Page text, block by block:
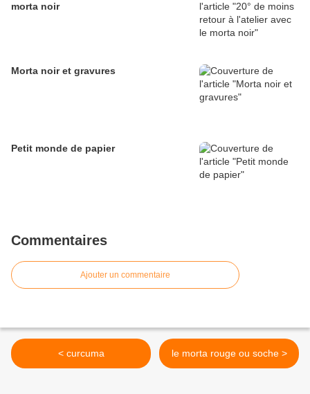
morta noir
Morta noir et gravures
Petit monde de papier
Commentaires
Ajouter un commentaire
< curcuma le morta rouge ou soche >